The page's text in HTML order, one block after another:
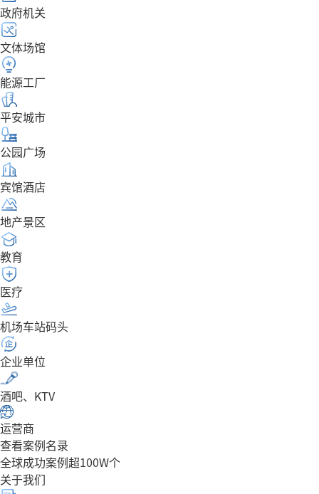
政府机关
文体场馆
能源工厂
平安城市
公园广场
宾馆酒店
地产景区
教育
医疗
机场车站码头
企业单位
酒吧、KTV
运营商
查看案例名录
全球成功案例超100W个
关于我们